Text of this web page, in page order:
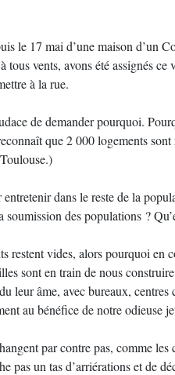
le 17 mai d’une maison d’un
tous vents, avons été assignés
à la rue.
de demander pourquoi.
que 2 000 logements
dans le reste de la
soumission des populations ?
restent vides, alors pourquoi en
sont en train de nous
leur âme, avec bureaux,
au bénéfice de notre odieuse
par contre pas, comme
pas un tas d’arriérations et de